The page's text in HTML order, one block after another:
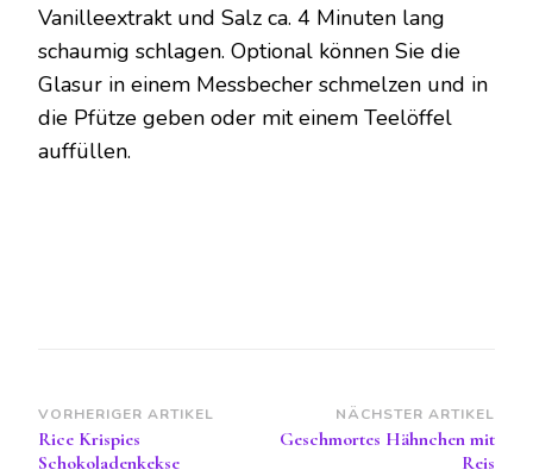
Vanilleextrakt und Salz ca. 4 Minuten lang
schaumig schlagen. Optional können Sie die
Glasur in einem Messbecher schmelzen und in
die Pfütze geben oder mit einem Teelöffel
auffüllen.
Beitragsnavigation
VORHERIGER ARTIKEL
Rice Krispies
Schokoladenkekse
NÄCHSTER ARTIKEL
Geschmortes Hähnchen mit
Reis